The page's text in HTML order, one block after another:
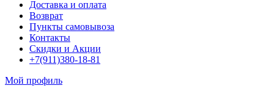
Доставка и оплата
Возврат
Пункты самовывоза
Контакты
Скидки и Акции
+7(911)380-18-81
Мой профиль